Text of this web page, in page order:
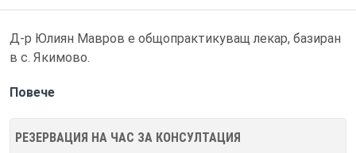
Д-р Юлиян Мавров е общопрактикуващ лекар, базиран
в с. Якимово.
Повече
РЕЗЕРВАЦИЯ НА ЧАС ЗА КОНСУЛТАЦИЯ